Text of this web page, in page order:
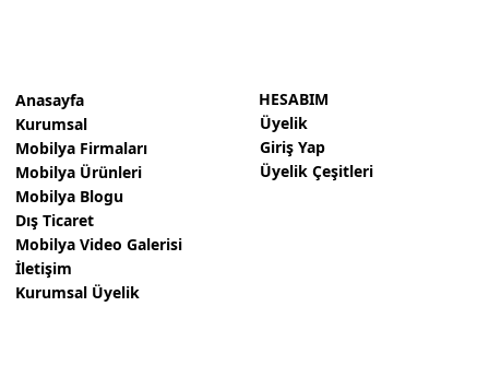
Anasayfa
Kurumsal
Mobilya Firmaları
Mobilya Ürünleri
Mobilya Blogu
Dış Ticaret
Mobilya Video Galerisi
İletişim
Kurumsal Üyelik
HESABIM
Üyelik
Giriş Yap
Üyelik Çeşitleri